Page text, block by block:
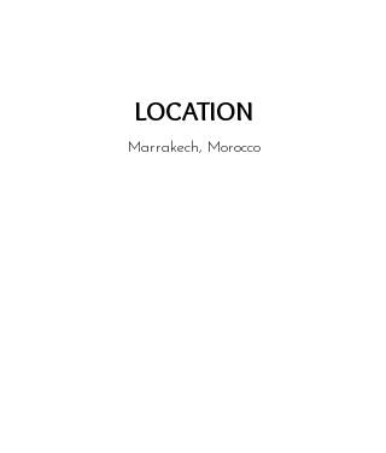
LOCATION
Marrakech, Morocco